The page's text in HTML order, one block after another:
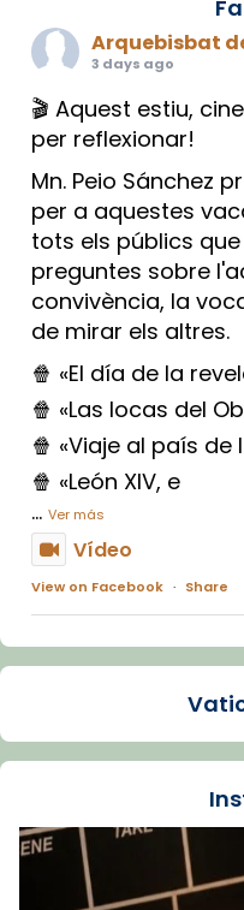
Arquebisbat
3 days ago
🎬 Aquest estiu,
per reflexionar!
Mn. Peio Sánchez
per a aquestes
tots els públics
preguntes sobre
convivència, la
de mirar els altres.
🍿 «El día de la
🍿 «Las locas del
🍿 «Viaje al país de
🍿 «León XIV, e
... Ver más
Vídeo
View on Facebook · Share
Arquebisbat
La Carmina va
dos mesos, a
Recupera
tican News 👇